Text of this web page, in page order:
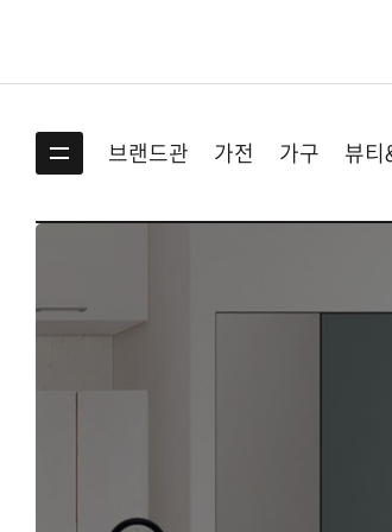
전체카테고리 보기 브랜드관 가전 가구 뷰티